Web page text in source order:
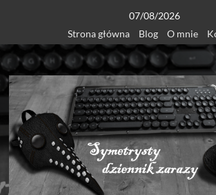
content
07/08/2026
Strona główna
Blog O mnie